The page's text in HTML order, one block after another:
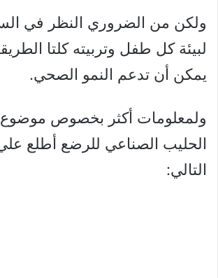
ولكن من الضروري النظر في
لبيئة كل طفل وتربيته كلتا
يمكن أن تدعم النمو الصحي.
ولمعلومات أكثر بخصوص موضوع
الحليب الصناعي للرضع أطلع علي
التالي: